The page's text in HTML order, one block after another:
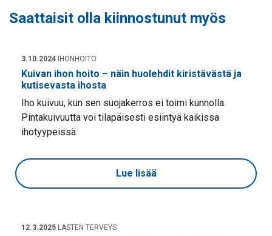
Saattaisit olla kiinnostunut myös
3.10.2024 IHONHOITO
Kuivan ihon hoito – näin huolehdit kiristävästä ja
kutisevasta ihosta
Iho kuivuu, kun sen suojakerros ei toimi kunnolla.
Pintakuivuutta voi tilapäisesti esiintyä kaikissa
ihotyypeissä.
Lue lisää
12.3.2025 LASTEN TERVEYS